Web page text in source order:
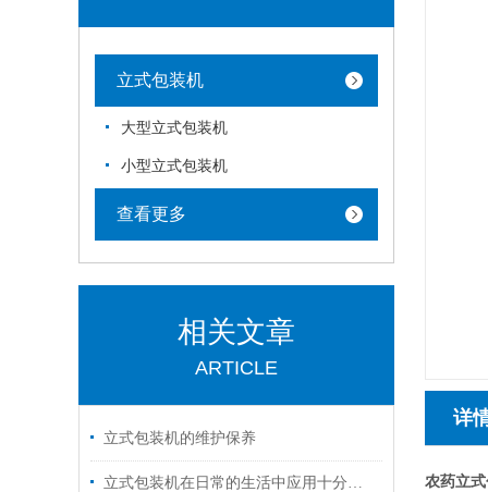
立式包装机
大型立式包装机
小型立式包装机
查看更多
相关文章
ARTICLE
立式包装机的维护保养
立式包装机在日常的生活中应用十分的广泛
详
农药立